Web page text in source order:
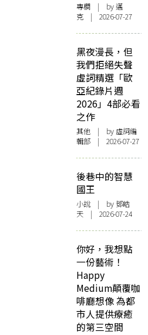
專欄 | by邁
克 | 2026-07-27
黑夜漫長，但
我們拒絕失聲
虛詞精選「歐
亞紀錄片週
2026」4部必看
之作
其他 | by 虛詞編
輯部 | 2026-07-27
後巷中的智慧
國王
小說 | by 鄧皓
天 | 2026-07-24
你好，我想點
一份藝術！
Happy
Medium顛覆咖
啡廳想像 為都
市人提供療癒
的第三空間